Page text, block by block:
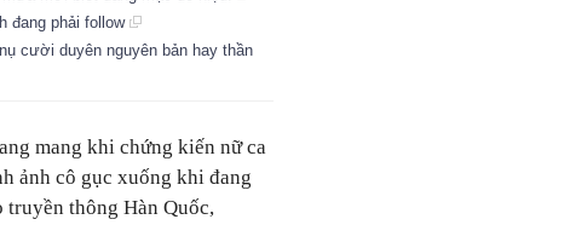
đang phải follow
cười duyên nguyên bản hay thần
mang khi chứng kiến nữ ca
ảnh cô gục xuống khi đang
thông Hàn Quốc,